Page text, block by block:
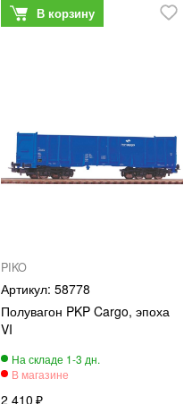
PIKO
58778
Полувагон PKP Cargo, эпоха
VI
2 410